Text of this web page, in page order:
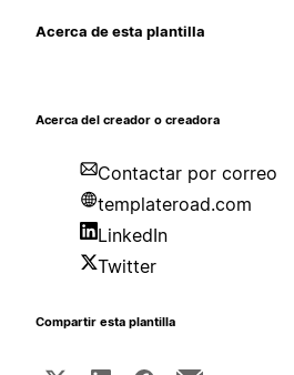
Acerca de esta plantilla
Acerca del creador o creadora
Contactar por correo
templateroad.com
LinkedIn
Twitter
Compartir esta plantilla